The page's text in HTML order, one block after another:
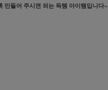
만들어 주시면 되는 득템 아이템입니다~